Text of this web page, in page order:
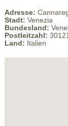
Adresse:
Stadt: Venezia
Bundesland:
Postleitzahl:
Land: Italien